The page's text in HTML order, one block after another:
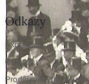
Odkazy
Expozice
O muzeu
Prodej přebytků muzea